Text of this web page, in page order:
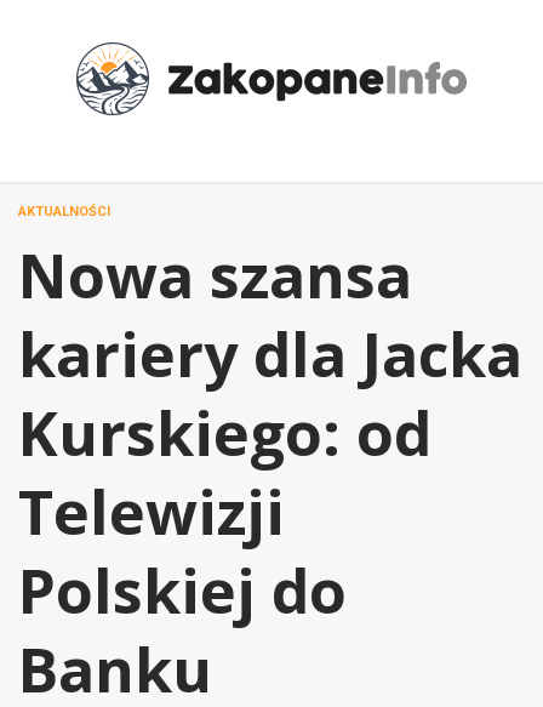
AKTUALNOŚCI
Nowa szansa
kariery dla Jacka
Kurskiego: od
Telewizji
Polskiej do
Banku